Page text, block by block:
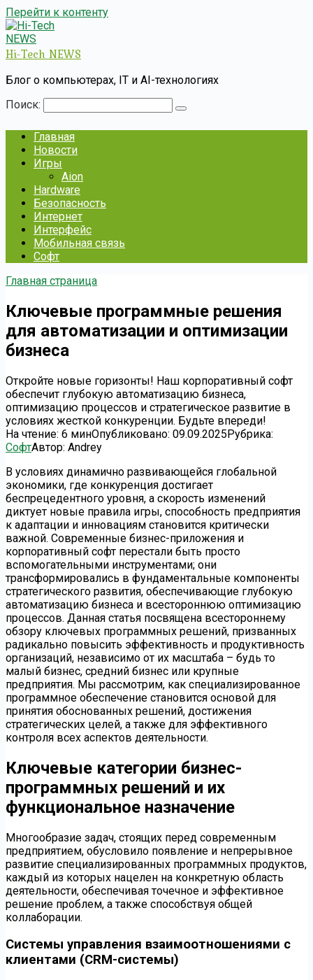
Перейти к контенту
Hi-Tech NEWS
Блог о компьютерах, IT и AI-технологиях
Поиск:
Главная
Новости
Игры
Aion
Hardware
Безопасность
Интернет
Интерфейс
Мобильная связь
Софт
Главная страница
Ключевые программные решения
для автоматизации и оптимизации
бизнеса
Откройте новые горизонты! Наш корпоративный софт
обеспечит глубокую автоматизацию бизнеса,
оптимизацию процессов и стратегическое развитие в
условиях жесткой конкуренции. Будьте впереди!
На чтение: 6 минОпубликовано: 09.09.2025Рубрика:
СофтАвтор: Andrey
В условиях динамично развивающейся глобальной
экономики, где конкуренция достигает
беспрецедентного уровня, а скорость изменений
диктует новые правила игры, способность предприятия
к адаптации и инновациям становится критически
важной. Современные бизнес-приложения и
корпоративный софт перестали быть просто
вспомогательными инструментами; они
трансформировались в фундаментальные компоненты
стратегического развития, обеспечивающие глубокую
автоматизацию бизнеса и всестороннюю оптимизацию
процессов. Данная статья посвящена всестороннему
обзору ключевых программных решений, призванных
радикально повысить эффективность и продуктивность
организаций, независимо от их масштаба – будь то
малый бизнес, средний бизнес или крупные
предприятия. Мы рассмотрим, как специализированное
программное обеспечение становится основой для
принятия обоснованных решений, достижения
стратегических целей, а также для эффективного
контроля всех аспектов деятельности.
Ключевые категории бизнес-
программных решений и их
функциональное назначение
Многообразие задач, стоящих перед современным
предприятием, обусловило появление и непрерывное
развитие специализированных программных продуктов,
каждый из которых нацелен на конкретную область
деятельности, обеспечивая точечное и эффективное
решение проблем, а также способствуя общей
коллаборации.
Системы управления взаимоотношениями с
клиентами (CRM-системы)